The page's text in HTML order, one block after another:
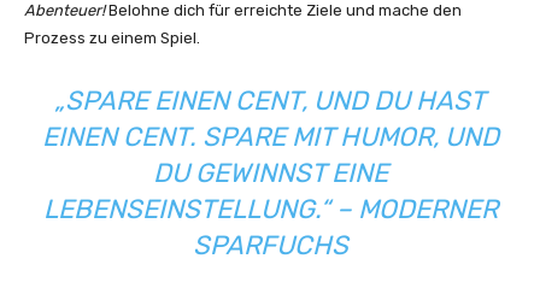
Abenteuer!Belohne dich für erreichte Ziele und mache den
Prozess zu einem Spiel.
„SPARE EINEN CENT, UND DU HAST
EINEN CENT. SPARE MIT HUMOR, UND
DU GEWINNST EINE
LEBENSEINSTELLUNG.“ – MODERNER
SPARFUCHS